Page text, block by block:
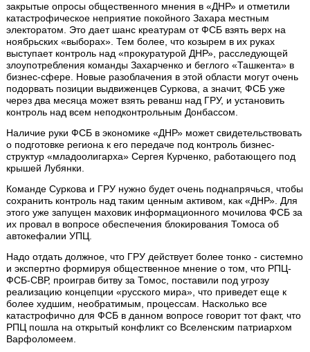
закрытые опросы общественного мнения в «ДНР» и отметили
катастрофическое неприятие покойного Захара местным
электоратом. Это дает шанс креатурам от ФСБ взять верх на
ноябрьских «выборах». Тем более, что козырем в их руках
выступает контроль над «прокуратурой ДНР», расследующей
злоупотребления команды Захарченко и беглого «Ташкента» в
бизнес-сфере. Новые разоблачения в этой области могут очень
подорвать позиции выдвиженцев Суркова, а значит, ФСБ уже
через два месяца может взять реванш над ГРУ, и установить
контроль над всем неподконтрольным Донбассом.
Наличие руки ФСБ в экономике «ДНР» может свидетельствовать
о подготовке региона к его передаче под контроль бизнес-
структур «младоолигарха» Сергея Курченко, работающего под
крышей Лубянки.
Команде Суркова и ГРУ нужно будет очень поднапрячься, чтобы
сохранить контроль над таким ценным активом, как «ДНР». Для
этого уже запущен маховик информационного мочилова ФСБ за
их провал в вопросе обеспечения блокирования Томоса об
автокефалии УПЦ.
Надо отдать должное, что ГРУ действует более тонко - системно
и экспертно формируя общественное мнение о том, что РПЦ-
ФСБ-СВР, проиграв битву за Томос, поставили под угрозу
реализацию концепции «русского мира», что приведет еще к
более худшим, необратимым, процессам. Насколько все
катастрофично для ФСБ в данном вопросе говорит тот факт, что
РПЦ пошла на открытый конфликт со Вселенским патриархом
Варфоломеем.